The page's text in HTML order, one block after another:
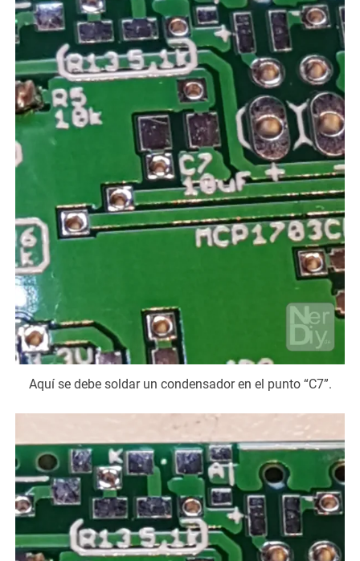
Aquí se debe soldar un condensador en el punto “C7”.